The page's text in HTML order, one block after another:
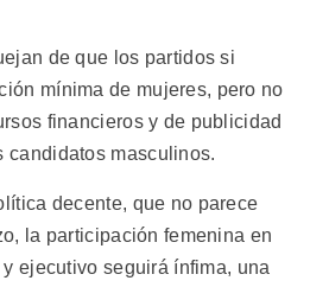
de que los partidos si
mínima de mujeres, pero no
financieros y de publicidad
candidatos masculinos.
decente, que no parece
la participación femenina en
ejecutivo seguirá ínfima, una